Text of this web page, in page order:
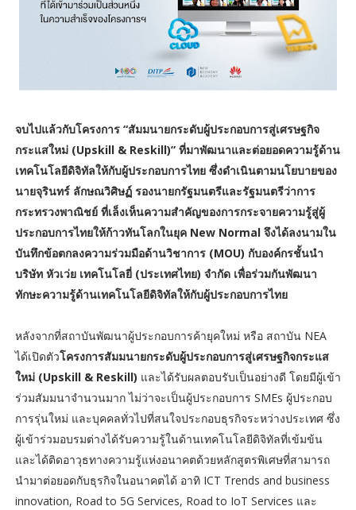
จบไปแล้วกับโครงการ “สัมมนายกระดับผู้ประกอบการสู่เศรษฐกิจ
กระแสใหม่ (Upskill & Reskill)” ที่มาพัฒนาและต่อยอดความรู้ด้าน
เทคโนโลยีดิจิทัลให้กับผู้ประกอบการไทย ซึ่งดำเนินตามนโยบายของ
นายจุรินทร์ ลักษณวิศิษฏ์ รองนายกรัฐมนตรีและรัฐมนตรีว่าการ
กระทรวงพาณิชย์ ที่เล็งเห็นความสำคัญของการกระจายความรู้สู่ผู้
ประกอบการไทยให้ก้าวทันโลกในยุค New Normal จึงได้ลงนามใน
บันทึกข้อตกลงความร่วมมือด้านวิชาการ (MOU) กับองค์กรชั้นนำ
บริษัท หัวเว่ย เทคโนโลยี่ (ประเทศไทย) จํากัด เพื่อร่วมกันพัฒนา
ทักษะความรู้ด้านเทคโนโลยีดิจิทัลให้กับผู้ประกอบการไทย
หลังจากที่สถาบันพัฒนาผู้ประกอบการค้ายุคใหม่ หรือ สถาบัน NEA
ได้เปิดตัวโครงการสัมมนายกระดับผู้ประกอบการสู่เศรษฐกิจกระแส
ใหม่ (Upskill & Reskill) และได้รับผลตอบรับเป็นอย่างดี โดยมีผู้เข้า
ร่วมสัมมนาจำนวนมาก ไม่ว่าจะเป็นผู้ประกอบการ SMEs ผู้ประกอบ
การรุ่นใหม่ และบุคคลทั่วไปที่สนใจประกอบธุรกิจระหว่างประเทศ ซึ่ง
ผู้เข้าร่วมอบรมต่างได้รับความรู้ในด้านเทคโนโลยีดิจิทัลที่เข้มข้น
และได้ติดอาวุธทางความรู้แห่งอนาคตด้วยหลักสูตรพิเศษที่สามารถ
นำมาต่อยอดกับธุรกิจในอนาคตได้ อาทิ ICT Trends and business
innovation, Road to 5G Services, Road to IoT Services และ